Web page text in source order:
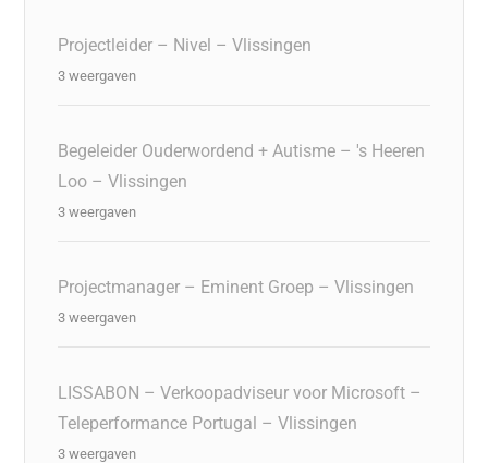
Projectleider – Nivel – Vlissingen
3 weergaven
Begeleider Ouderwordend + Autisme – 's Heeren
Loo – Vlissingen
3 weergaven
Projectmanager – Eminent Groep – Vlissingen
3 weergaven
LISSABON – Verkoopadviseur voor Microsoft –
Teleperformance Portugal – Vlissingen
3 weergaven